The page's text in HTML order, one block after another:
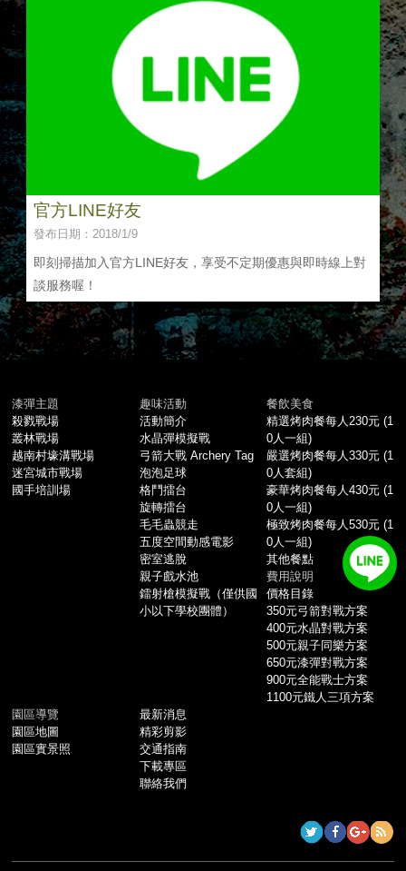
官方LINE好友
發布日期：2018/1/9
即刻掃描加入官方LINE好友，享受不定期優惠與即時線上對
談服務喔！
漆彈主題
殺戮戰場
叢林戰場
越南村壕溝戰場
迷宮城市戰場
國手培訓場
趣味活動
活動簡介
水晶彈模擬戰
弓箭大戰 Archery Tag
泡泡足球
格鬥擂台
旋轉擂台
毛毛蟲競走
五度空間動感電影
密室逃脫
親子戲水池
鐳射槍模擬戰（僅供國
小以下學校團體）
餐飲美食
精選烤肉餐每人230元 (1
0人一組)
嚴選烤肉餐每人330元 (1
0人套組)
豪華烤肉餐每人430元 (1
0人一組)
極致烤肉餐每人530元 (1
0人一組)
其他餐點
費用說明
價格目錄
350元弓箭對戰方案
400元水晶對戰方案
500元親子同樂方案
650元漆彈對戰方案
900元全能戰士方案
1100元鐵人三項方案
園區導覽
園區地圖
園區實景照
最新消息
精彩剪影
交通指南
下載專區
聯絡我們